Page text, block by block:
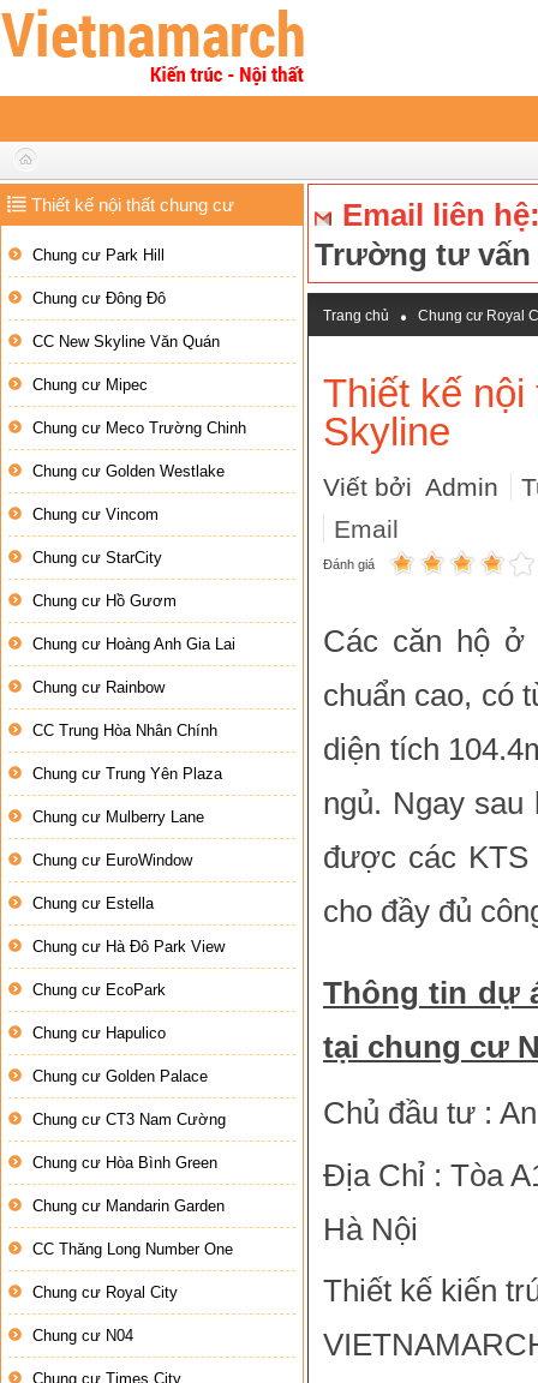
Thiết kế nội thất chung cư
Chung cư Park Hill
Chung cư Đông Đô
CC New Skyline Văn Quán
Chung cư Mipec
Chung cư Meco Trường Chinh
Chung cư Golden Westlake
Chung cư Vincom
Chung cư StarCity
Chung cư Hồ Gươm
Chung cư Hoàng Anh Gia Lai
Chung cư Rainbow
CC Trung Hòa Nhân Chính
Chung cư Trung Yên Plaza
Chung cư Mulberry Lane
Chung cư EuroWindow
Chung cư Estella
Chung cư Hà Đô Park View
Chung cư EcoPark
Chung cư Hapulico
Chung cư Golden Palace
Chung cư CT3 Nam Cường
Chung cư Hòa Bình Green
Chung cư Mandarin Garden
CC Thăng Long Number One
Chung cư Royal City
Chung cư N04
Chung cư Times City
Email liên
Trường tư vấn
Trang chủ Chung cư Royal
Thiết kế
Skyline
Viết bởi Admin
Email
Đánh giá
Các căn hộ ở
chuẩn cao, có
diện tích
ngủ. Ngay sau
được các KTS
cho đầy đủ
Thông tin dự
tại chung cư
Chủ đầu tư :
Địa Chỉ : Tòa
Hà Nội
Thiết kế kiến